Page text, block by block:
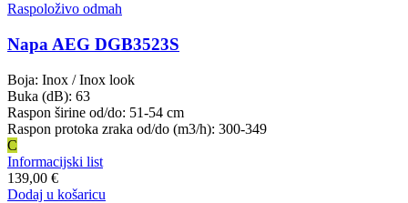
Raspoloživo odmah
Napa AEG DGB3523S
Boja: Inox / Inox look
Buka (dB): 63
Raspon širine od/do: 51-54 cm
Raspon protoka zraka od/do (m3/h): 300-349
C
Informacijski list
139,00 €
Dodaj u košaricu